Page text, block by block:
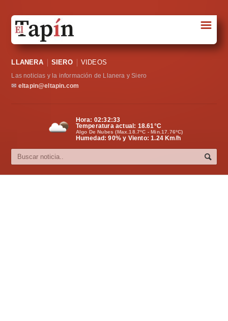
Sociedad
Política
Cultura
☰
LLANERA SIERO VIDEOS
Las noticias y la información de Llanera y Siero
✉ eltapin@eltapin.com
Hora: 02:32:34
Temperatura actual: 18.61°C
Algo De Nubes (Max.18.7ºC - Min.17.76ºC)
Humedad: 90% y Viento: 1.24 Km/h